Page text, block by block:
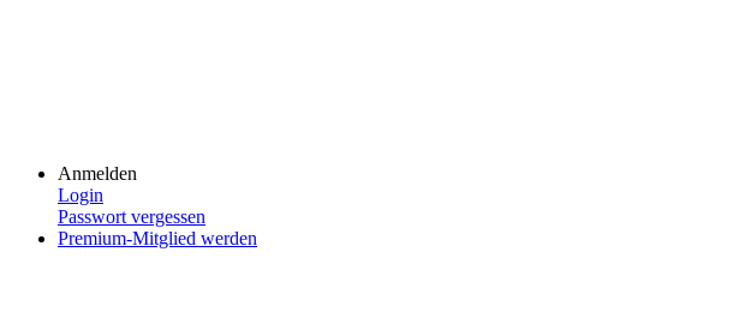
Anmelden
Login
Passwort vergessen
Premium-Mitglied werden